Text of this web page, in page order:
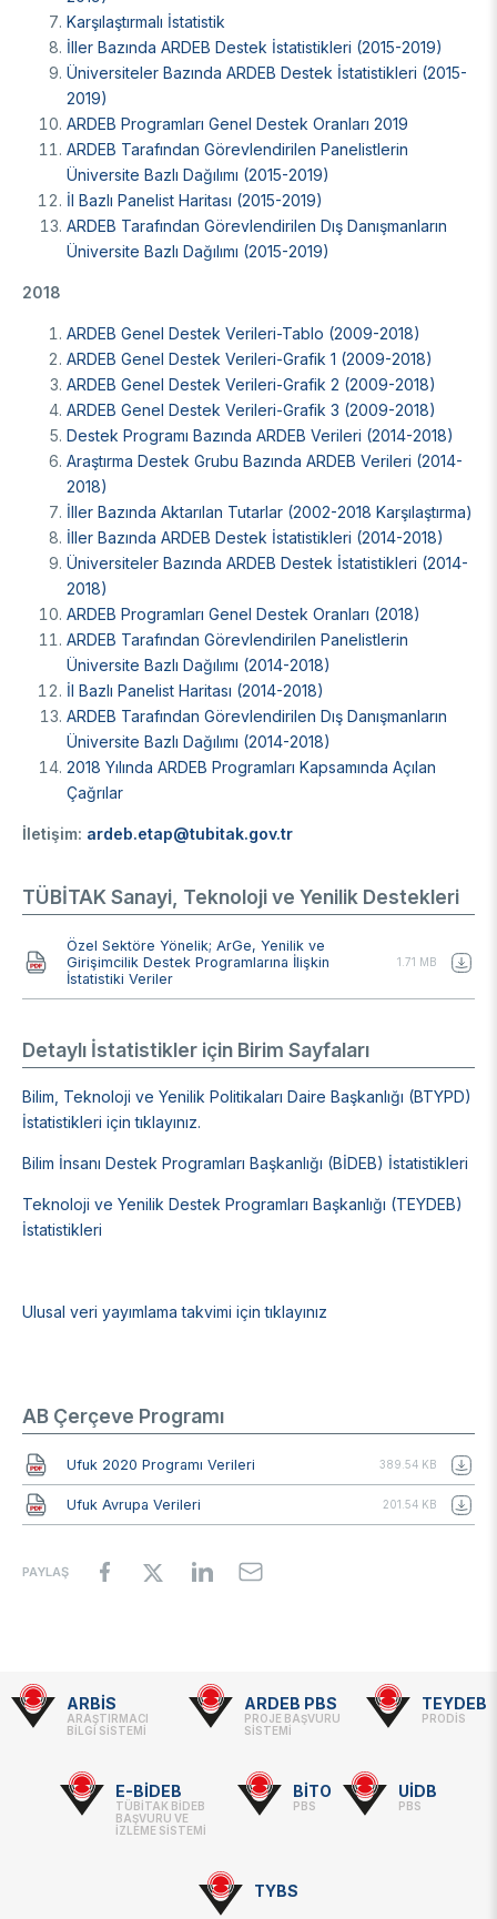
Karşılaştırmalı İstatistik
İller Bazında ARDEB Destek İstatistikleri (2015-2019)
Üniversiteler Bazında ARDEB Destek İstatistikleri (2015-
2019)
ARDEB Programları Genel Destek Oranları 2019
ARDEB Tarafından Görevlendirilen Panelistlerin
Üniversite Bazlı Dağılımı (2015-2019)
İl Bazlı Panelist Haritası (2015-2019)
ARDEB Tarafından Görevlendirilen Dış Danışmanların
Üniversite Bazlı Dağılımı (2015-2019)
2018
ARDEB Genel Destek Verileri-Tablo (2009-2018)
ARDEB Genel Destek Verileri-Grafik 1 (2009-2018)
ARDEB Genel Destek Verileri-Grafik 2 (2009-2018)
ARDEB Genel Destek Verileri-Grafik 3 (2009-2018)
Destek Programı Bazında ARDEB Verileri (2014-2018)
Araştırma Destek Grubu Bazında ARDEB Verileri (2014-
2018)
İller Bazında Aktarılan Tutarlar (2002-2018 Karşılaştırma)
İller Bazında ARDEB Destek İstatistikleri (2014-2018)
Üniversiteler Bazında ARDEB Destek İstatistikleri (2014-
2018)
ARDEB Programları Genel Destek Oranları (2018)
ARDEB Tarafından Görevlendirilen Panelistlerin
Üniversite Bazlı Dağılımı (2014-2018)
İl Bazlı Panelist Haritası (2014-2018)
ARDEB Tarafından Görevlendirilen Dış Danışmanların
Üniversite Bazlı Dağılımı (2014-2018)
2018 Yılında ARDEB Programları Kapsamında Açılan
Çağrılar
İletişim: ardeb.etap@tubitak.gov.tr
TÜBİTAK Sanayi, Teknoloji ve Yenilik Destekleri
Özel Sektöre Yönelik; ArGe, Yenilik ve
Girişimcilik Destek Programlarına İlişkin
İstatistiki Veriler
1.71 MB
Detaylı İstatistikler için Birim Sayfaları
Bilim, Teknoloji ve Yenilik Politikaları Daire Başkanlığı (BTYPD)
İstatistikleri için tıklayınız.
Bilim İnsanı Destek Programları Başkanlığı (BİDEB) İstatistikleri
Teknoloji ve Yenilik Destek Programları Başkanlığı (TEYDEB)
İstatistikleri
Ulusal veri yayımlama takvimi için tıklayınız
AB Çerçeve Programı
Belge
Ufuk 2020 Programı Verileri 389.54 KB
Belge
Ufuk Avrupa Verileri 201.54 KB
PAYLAŞ
Footer
Linkler
ARBİS
ARAŞTIRMACI
BİLGİ SİSTEMİ
ARDEB PBS
PROJE BAŞVURU
SİSTEMİ
TEYDEB
PRODİS
E-BİDEB
TÜBİTAK BİDEB
BAŞVURU VE
İZLEME SİSTEMİ
BİTO
PBS
UİDB
PBS
TYBS